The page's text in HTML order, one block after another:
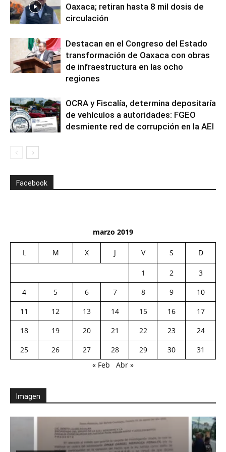
Oaxaca; retiran hasta 8 mil dosis de
circulación
Destacan en el Congreso del Estado
transformación de Oaxaca con obras
de infraestructura en las ocho
regiones
OCRA y Fiscalía, determina depositaría
de vehículos a autoridades: FGEO
desmiente red de corrupción en la AEI
Facebook
marzo 2019
L M X J V S D
1 2
3
4
5 6 7 8 9
10
11
12 13 14 15 16
17
18
19 20 21 22 23
24
25
26 27 28 29 30
31
« Feb
Abr »
Imagen